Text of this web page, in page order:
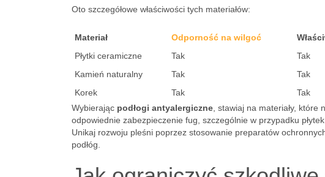
Oto szczegółowe właściwości tych materiałów:
Materiał Odporność na wilgoć
Płytki ceramiczne
Tak Tak
Kamień naturalny
Tak Tak
Korek
Tak Tak
Wybierając podłogi antyalergiczne , stawiaj na materiały,
odpowiednie zabezpieczenie fug, szczególnie w przypadku
Unikaj rozwoju pleśni poprzez stosowanie preparatów
podłóg.